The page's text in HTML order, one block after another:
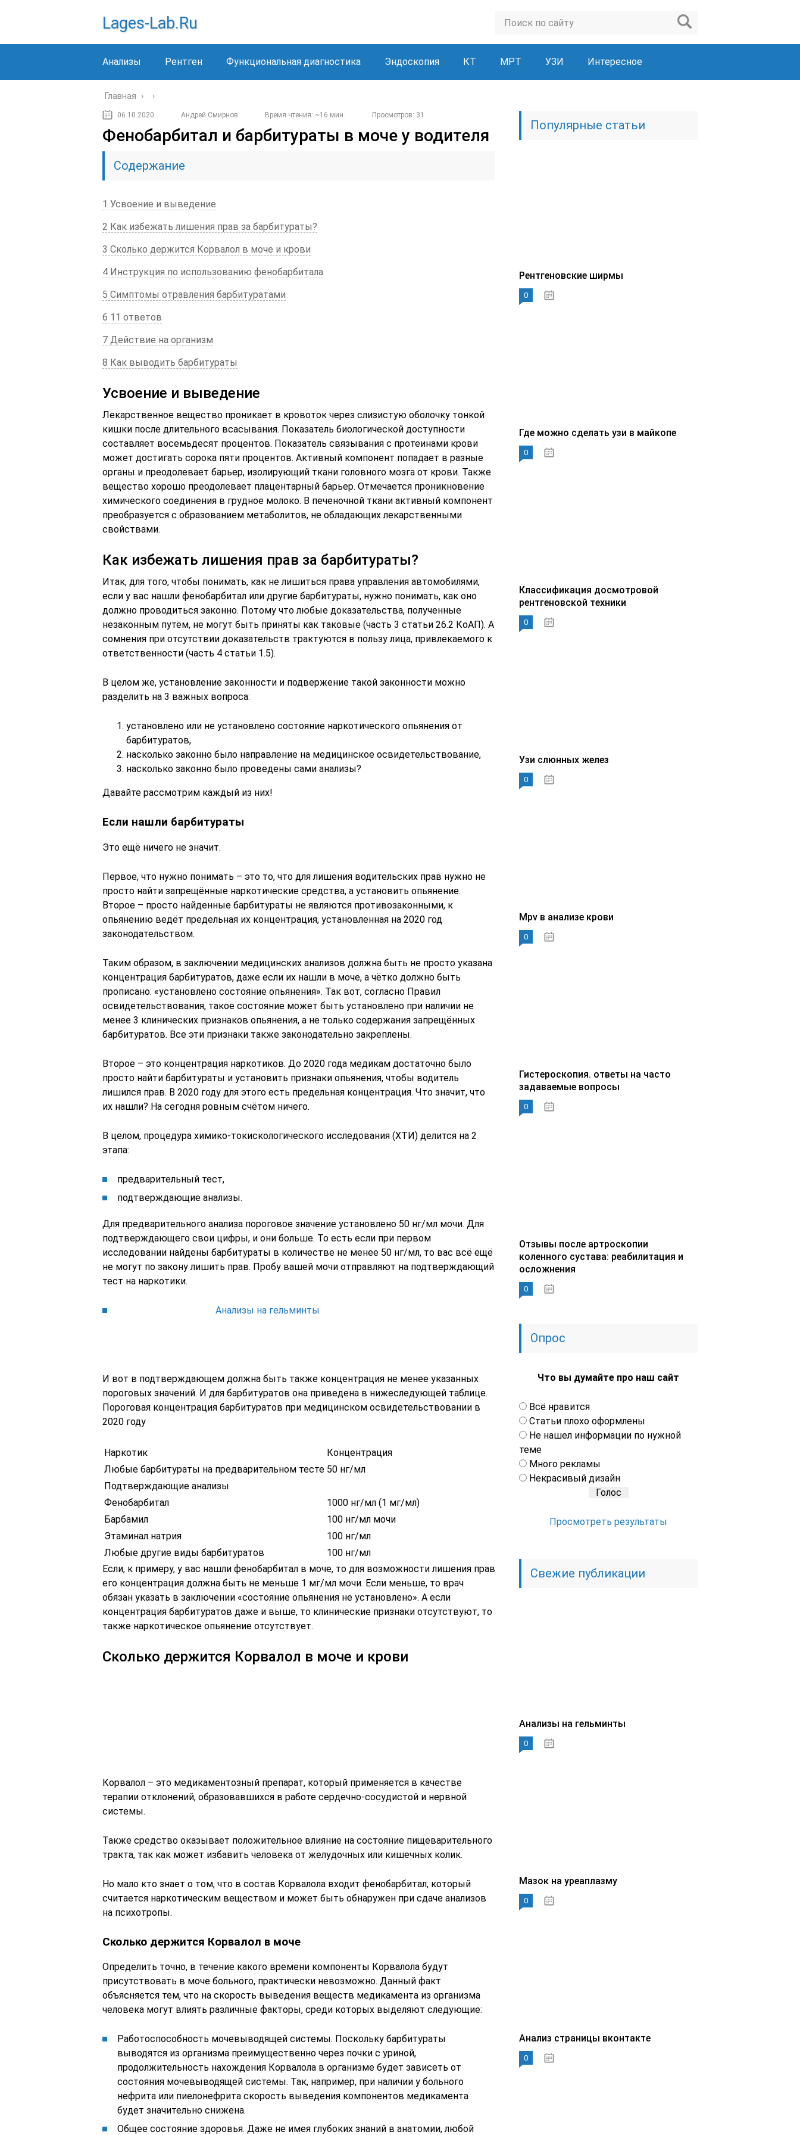
Lages-Lab.ru
Анализы Рентген Функциональная диагностика Эндоскопия КТ МРТ УЗИ Интересное
Главная › ›
06.10.2020 Андрей Смирнов Время чтения: ~16 мин. Просмотров: 31
Фенобарбитал и барбитураты в моче у водителя
Содержание
1 Усвоение и выведение
2 Как избежать лишения прав за барбитураты?
3 Сколько держится Корвалол в моче и крови
4 Инструкция по использованию фенобарбитала
5 Симптомы отравления барбитуратами
6 11 ответов
7 Действие на организм
8 Как выводить барбитураты
Усвоение и выведение
Лекарственное вещество проникает в кровоток через слизистую оболочку тонкой
кишки после длительного всасывания. Показатель биологической доступности
составляет восемьдесят процентов. Показатель связывания с протеинами крови
может достигать сорока пяти процентов. Активный компонент попадает в разные
органы и преодолевает барьер, изолирующий ткани головного мозга от крови. Также
вещество хорошо преодолевает плацентарный барьер. Отмечается проникновение
химического соединения в грудное молоко. В печеночной ткани активный компонент
преобразуется с образованием метаболитов, не обладающих лекарственными
свойствами.
Как избежать лишения прав за барбитураты?
Итак, для того, чтобы понимать, как не лишиться права управления автомобилями,
если у вас нашли фенобарбитал или другие барбитураты, нужно понимать, как оно
должно проводиться законно. Потому что любые доказательства, полученные
незаконным путём, не могут быть приняты как таковые (часть 3 статьи 26.2 КоАП). А
сомнения при отсутствии доказательств трактуются в пользу лица, привлекаемого к
ответственности (часть 4 статьи 1.5).
В целом же, установление законности и подвержение такой законности можно
разделить на 3 важных вопроса:
установлено или не установлено состояние наркотического опьянения от
барбитуратов,
насколько законно было направление на медицинское освидетельствование,
насколько законно было проведены сами анализы?
Давайте рассмотрим каждый из них!
Если нашли барбитураты
Это ещё ничего не значит.
Первое, что нужно понимать – это то, что для лишения водительских прав нужно не
просто найти запрещённые наркотические средства, а установить опьянение.
Второе – просто найденные барбитураты не являются противозаконными, к
опьянению ведёт предельная их концентрация, установленная на 2020 год
законодательством.
Таким образом, в заключении медицинских анализов должна быть не просто указана
концентрация барбитуратов, даже если их нашли в моче, а чётко должно быть
прописано: «установлено состояние опьянения». Так вот, согласно Правил
освидетельствования, такое состояние может быть установлено при наличии не
менее 3 клинических признаков опьянения, а не только содержания запрещённых
барбитуратов. Все эти признаки также законодательно закреплены.
Второе – это концентрация наркотиков. До 2020 года медикам достаточно было
просто найти барбитураты и установить признаки опьянения, чтобы водитель
лишился прав. В 2020 году для этого есть предельная концентрация. Что значит, что
их нашли? На сегодня ровным счётом ничего.
В целом, процедура химико-токискологического исследования (ХТИ) делится на 2
этапа:
предварительный тест,
подтверждающие анализы.
Для предварительного анализа пороговое значение установлено 50 нг/мл мочи. Для
подтверждающего свои цифры, и они больше. То есть если при первом
исследовании найдены барбитураты в количестве не менее 50 нг/мл, то вас всё ещё
не могут по закону лишить прав. Пробу вашей мочи отправляют на подтверждающий
тест на наркотики.
Анализы на гельминты
И вот в подтверждающем должна быть также концентрация не менее указанных
пороговых значений. И для барбитуратов она приведена в нижеследующей таблице.
Пороговая концентрация барбитуратов при медицинском освидетельствовании в
2020 году
Наркотик
Концентрация
Любые барбитураты на предварительном тесте 50 нг/мл
Подтверждающие анализы
Фенобарбитал
1000 нг/мл (1 мг/мл)
Барбамил
100 нг/мл мочи
Этаминал натрия
100 нг/мл
Любые другие виды барбитуратов
100 нг/мл
Если, к примеру, у вас нашли фенобарбитал в моче, то для возможности лишения прав
его концентрация должна быть не меньше 1 мг/мл мочи. Если меньше, то врач
обязан указать в заключении «состояние опьянения не установлено». А если
концентрация барбитуратов даже и выше, то клинические признаки отсутствуют, то
также наркотическое опьянение отсутствует.
Сколько держится Корвалол в моче и крови
Корвалол – это медикаментозный препарат, который применяется в качестве
терапии отклонений, образовавшихся в работе сердечно-сосудистой и нервной
системы.
Также средство оказывает положительное влияние на состояние пищеварительного
тракта, так как может избавить человека от желудочных или кишечных колик.
Но мало кто знает о том, что в состав Корвалола входит фенобарбитал, который
считается наркотическим веществом и может быть обнаружен при сдаче анализов
на психотропы.
Сколько держится Корвалол в моче
Определить точно, в течение какого времени компоненты Корвалола будут
присутствовать в моче больного, практически невозможно. Данный факт
объясняется тем, что на скорость выведения веществ медикамента из организма
человека могут влиять различные факторы, среди которых выделяют следующие:
Работоспособность мочевыводящей системы. Поскольку барбитураты
выводятся из организма преимущественно через почки с уриной,
продолжительность нахождения Корвалола в организме будет зависеть от
состояния мочевыводящей системы. Так, например, при наличии у больного
нефрита или пиелонефрита скорость выведения компонентов медикамента
будет значительно снижена.
Общее состояние здоровья. Даже не имея глубоких знаний в анатомии, любой
Популярные статьи
Рентгеновские ширмы
0
Где можно сделать узи в майкопе
0
Классификация досмотровой
рентгеновской техники
0
Узи слюнных желез
0
Mpv в анализе крови
0
Гистероскопия. ответы на часто
задаваемые вопросы
0
Отзывы после артроскопии
коленного сустава: реабилитация и
осложнения
0
Опрос
Что вы думайте про наш сайт
Всё нравится
Статьи плохо оформлены
Не нашел информации по нужной
теме
Много рекламы
Некрасивый дизайн
Просмотреть результаты
Свежие публикации
Анализы на гельминты
0
Мазок на уреаплазму
0
Анализ страницы вконтакте
0